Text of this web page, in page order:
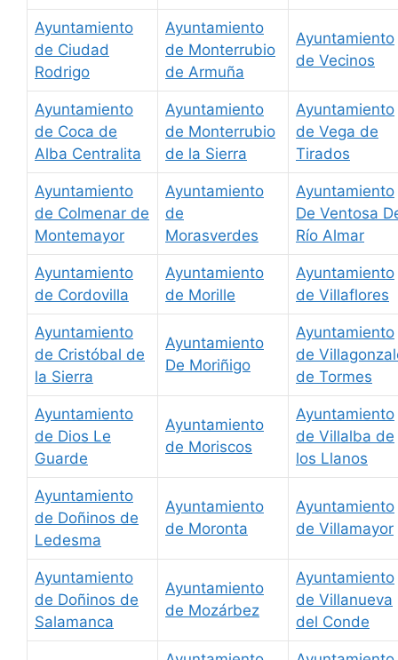
Ayuntamiento
de Ciudad
Rodrigo
Ayuntamiento
de Monterrubio
de Armuña
Ayuntamiento
de Vecinos
Ayuntamiento
de Coca de
Alba Centralita
Ayuntamiento
de Monterrubio
de la Sierra
Ayuntamiento
de Vega de
Tirados
Ayuntamiento
de Colmenar de
Montemayor
Ayuntamiento
de
Morasverdes
Ayuntamiento
De Ventosa
Río Almar
Ayuntamiento
de Cordovilla
Ayuntamiento
de Morille
Ayuntamiento
de Villaflores
Ayuntamiento
de Cristóbal de
la Sierra
Ayuntamiento
De Moriñigo
Ayuntamiento
de
de Tormes
Ayuntamiento
de Dios Le
Guarde
Ayuntamiento
de Moriscos
Ayuntamiento
de Villalba de
los Llanos
Ayuntamiento
de Doñinos de
Ledesma
Ayuntamiento
de Moronta
Ayuntamiento
de Villamayor
Ayuntamiento
de Doñinos de
Salamanca
Ayuntamiento
de Mozárbez
Ayuntamiento
de Villanueva
del Conde